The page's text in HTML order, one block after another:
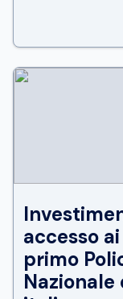
accesso
primo